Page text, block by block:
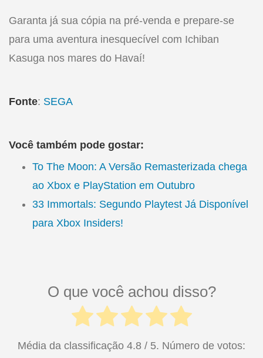
Garanta já sua cópia na pré-venda e prepare-se
para uma aventura inesquecível com Ichiban
Kasuga nos mares do Havaí!
Fonte: SEGA
Você também pode gostar:
To The Moon: A Versão Remasterizada chega
ao Xbox e PlayStation em Outubro
33 Immortals: Segundo Playtest Já Disponível
para Xbox Insiders!
O que você achou disso?
Média da classificação 4.8 / 5. Número de votos: